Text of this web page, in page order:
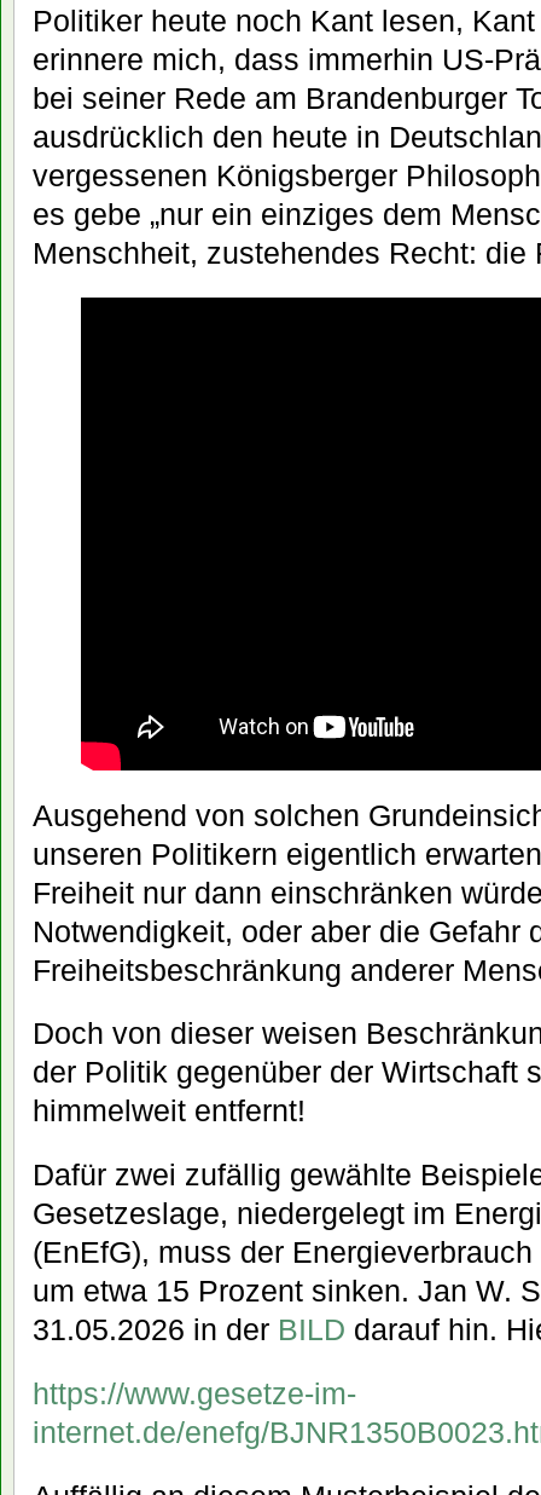
Politiker heute noch Kant lesen,
erinnere mich, dass immerhin US-
bei seiner Rede am Brandenburger
ausdrücklich den heute in
vergessenen Königsberger
es gebe „nur ein einziges dem
Menschheit, zustehendes Recht: die
Ausgehend von solchen
unseren Politikern eigentlich
Freiheit nur dann einschränken
Notwendigkeit, oder aber die Gefahr
Freiheitsbeschränkung anderer
Doch von dieser weisen
der Politik gegenüber der Wirtschaft
himmelweit entfernt!
Dafür zwei zufällig gewählte
Gesetzeslage, niedergelegt im
(EnEfG), muss der
um etwa 15 Prozent sinken. Jan W.
31.05.2026 in der BILD darauf hin.
https://www.gesetze-im-
internet.de/enefg/